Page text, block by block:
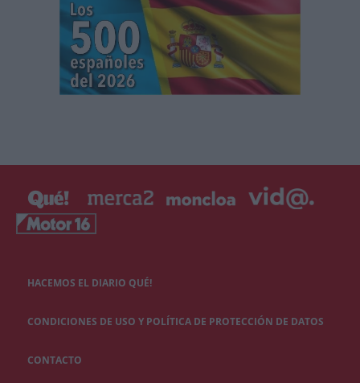
HACEMOS EL DIARIO QUÉ!
CONDICIONES DE USO Y POLÍTICA DE PROTECCIÓN DE DATOS
CONTACTO